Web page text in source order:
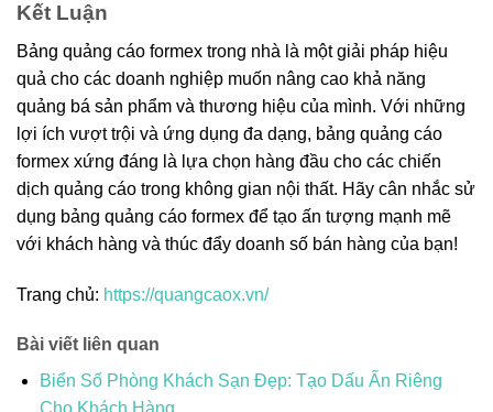
Kết Luận
Bảng quảng cáo formex trong nhà là một giải pháp hiệu
quả cho các doanh nghiệp muốn nâng cao khả năng
quảng bá sản phẩm và thương hiệu của mình. Với những
lợi ích vượt trội và ứng dụng đa dạng, bảng quảng cáo
formex xứng đáng là lựa chọn hàng đầu cho các chiến
dịch quảng cáo trong không gian nội thất. Hãy cân nhắc sử
dụng bảng quảng cáo formex để tạo ấn tượng mạnh mẽ
với khách hàng và thúc đẩy doanh số bán hàng của bạn!
Trang chủ: https://quangcaox.vn/
Bài viết liên quan
Biển Số Phòng Khách Sạn Đẹp: Tạo Dấu Ấn Riêng